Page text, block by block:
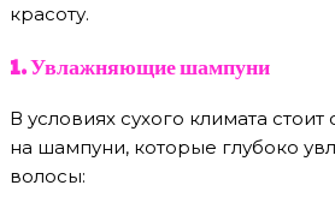
красоту.
1. Увлажняющие шампуни
В условиях сухого климата
на шампуни, которые глубоко
волосы: